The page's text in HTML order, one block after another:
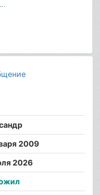
2009
2026